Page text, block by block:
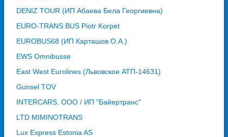
DENIZ TOUR (ИП Абаева Бела Георгиевна)
EURO-TRANS BUS Piotr Korpet
EUROBUS68 (ИП Карташов О.А.)
EWS Omnibusse
East West Eurolines (Львовское АТП-14631)
Gunsel TOV
INTERCARS. ООО / ИП "Байертранс"
LTD MIMINOTRANS
Lux Express Estonia AS